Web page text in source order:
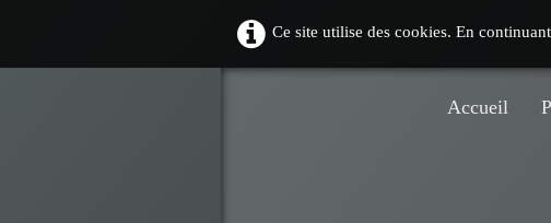
Ce site utilise des cookies. En
Accueil